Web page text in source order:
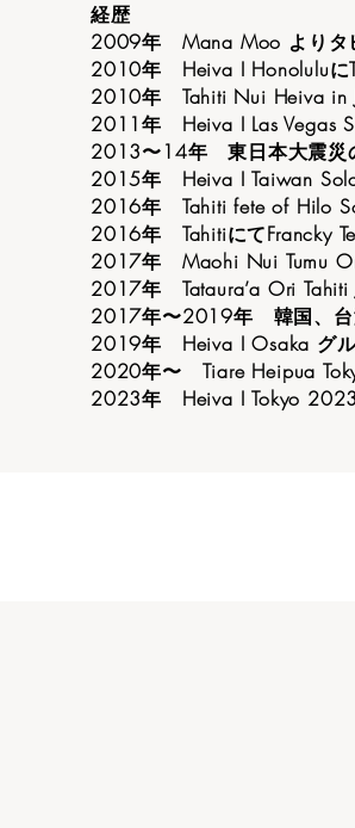
経歴
2009年 Mana Moo よりタ
2010年 Heiva I Honoluluに
2010年 Tahiti Nui Heiva in
2011年 Heiva I Las Vegas
2013〜14年 東日本大震災
2015年 Heiva I Taiwan
2016年 Tahiti fete of Hilo
2016年 TahitiにてFrancky
2017年 Maohi Nui Tumu
2017年 Tataura’a Ori Tahiti
2017年〜2019年 韓国、台
2019年 Heiva I Osaka グ
2020年〜 Tiare Heipua
2023年 Heiva I Tokyo